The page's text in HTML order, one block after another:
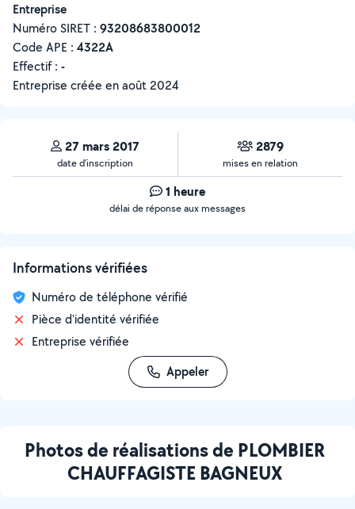
Entreprise
Numéro SIRET : ‍93208683800012
Code APE : 4322A
Effectif : -
Entreprise créée enaoût 2024
27 mars 2017
date d’inscription
2879
mises en relation
1 heure
délai de réponse aux messages
Informations vérifiées
Numéro de téléphone vérifié
Pièce d'identité vérifiée
Entreprise vérifiée
Appeler
Photos de réalisations de PLOMBIER
CHAUFFAGISTE BAGNEUX